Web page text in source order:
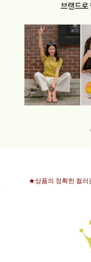
★상품의 정확한 컬러